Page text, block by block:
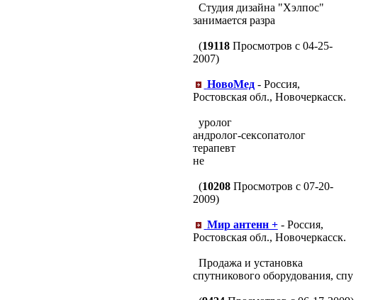
Студия дизайна "Хэлпос"
занимается разра
(19118Просмотров с 04-25-
2007)
НовоМед- Россия,
Ростовская обл., Новочеркасск.
уролог
андролог-сексопатолог
терапевт
не
(10208Просмотров с 07-20-
2009)
Мир антенн +- Россия,
Ростовская обл., Новочеркасск.
Продажа и установка
спутникового оборудования, спу